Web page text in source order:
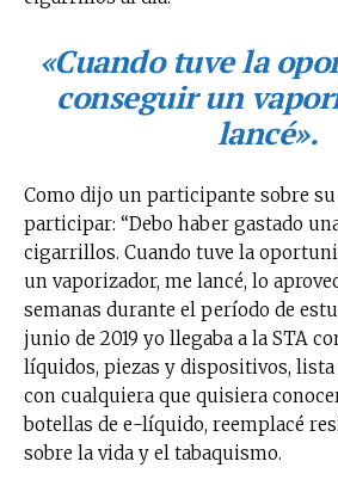
«Cuando tuve la
conseguir un
lancé».
Como dijo un participante sobre
participar: “Debo haber gastado
cigarrillos. Cuando tuve la
un vaporizador, me lancé, lo
semanas durante el período de
junio de 2019 yo llegaba a la STA
líquidos, piezas y dispositivos,
con cualquiera que quisiera
botellas de e-líquido, reemplacé
sobre la vida y el tabaquismo.